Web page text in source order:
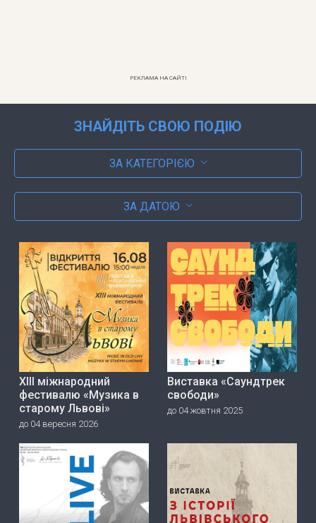
РЕКЛАМА НА САЙТІ
ЗНАЙДІТЬ СВОЮ ПОДІЮ
ЗА КАТЕГОРІЄЮ
ЗА ДАТОЮ
ХІІІ міжнародний
фестивалю «Музика в
старому Львові»
до 04 вересня 2026
Виставка «Саундтрек
свободи»
до 04 жовтня 2025